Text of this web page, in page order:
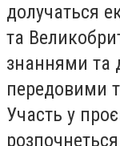
долучаться
та
знаннями та
передовими
Участь у